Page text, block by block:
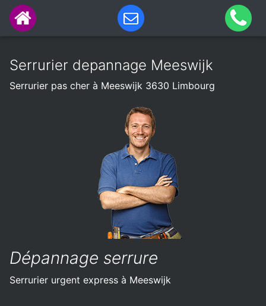
Serrurier depannage Meeswijk
Serrurier pas cher à Meeswijk 3630 Limbourg
Dépannage serrure
Serrurier urgent express à Meeswijk